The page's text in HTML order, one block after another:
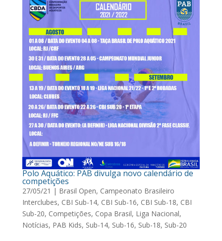
Polo Aquático: PAB divulga novo calendário de
competições
27/05/21 | Brasil Open, Campeonato Brasileiro
Interclubes, CBI Sub-14, CBI Sub-16, CBI Sub-18, CBI
Sub-20, Competições, Copa Brasil, Liga Nacional,
Notícias, PAB Kids, Sub-14, Sub-16, Sub-18, Sub-20